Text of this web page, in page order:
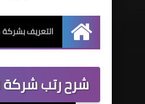
الرئيسية
التعريف بشركة dxn
شرح رتب شركة DXN الماليزية: كيف تصل إلى النجم الماسي وتشارك الأرباح العالمية؟